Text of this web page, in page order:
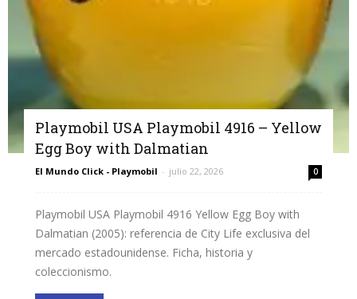
Playmobil USA Playmobil 4916 – Yellow
Egg Boy with Dalmatian
El Mundo Click - Playmobil - julio 22, 2026 0
Playmobil USA Playmobil 4916 Yellow Egg Boy with
Dalmatian (2005): referencia de City Life exclusiva del
mercado estadounidense. Ficha, historia y
coleccionismo.